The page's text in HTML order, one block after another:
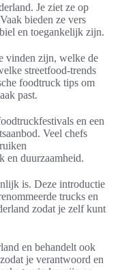
Je ziet ze op
bieden ze vers
en toegankelijk zijn.
vinden zijn, welke de
streetfood-trends
foodtruck tips om
past.
en een
Veel chefs
en duurzaamheid.
is. Deze introductie
trucks en
zodat je zelf kunt
en behandelt ook
je verantwoord en